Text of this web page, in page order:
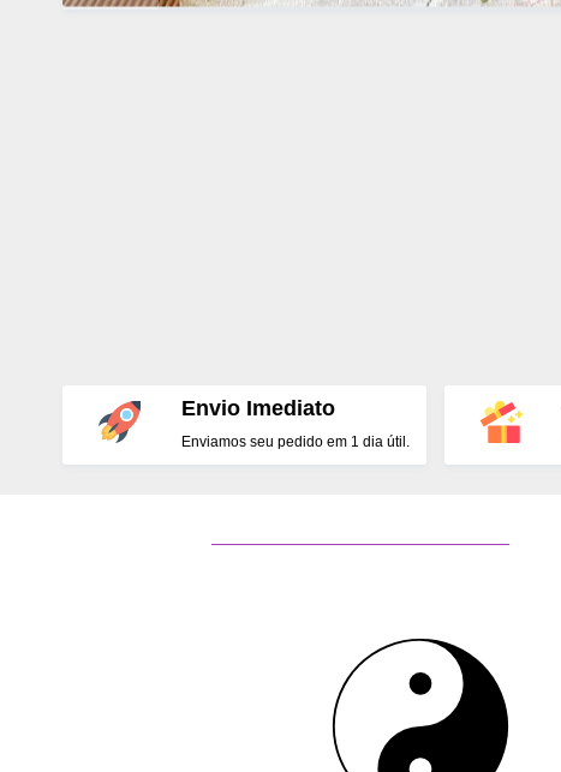
Envio Imediato
Enviamos seu pedido em 1 dia útil.